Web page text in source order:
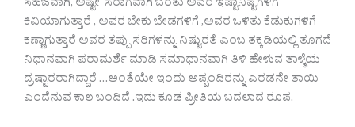
ಸಹಜವಾಗಿ, ಅಷ್ಟೇ ಸರಾಗವಾಗಿ ಬೆರೆತು ಅವರ ಇಷ್ಟಾನಿಷ್ಟಗಳಿಗೆ
ಕಿವಿಯಾಗುತ್ತಾರೆ , ಅವರ ಬೇಕು ಬೇಡಗಳಿಗೆ ,ಅವರ ಒಳಿತು ಕೆಡುಕುಗಳಿಗೆ
ಕಣ್ಣಾಗುತ್ತಾರೆ ಅವರ ತಪ್ಪು ಸರಿಗಳನ್ನು ನಿಷ್ಟುರತೆ ಎಂಬ ತಕ್ಕಡಿಯಲ್ಲಿ ತೂಗದೆ
ನಿಧಾನವಾಗಿ ಪರಾಮರ್ಶೆ ಮಾಡಿ ಸಮಾಧಾನವಾಗಿ ತಿಳಿ ಹೇಳುವ ತಾಳ್ಮೆಯ
ದ್ರಷ್ಟಾರರಾಗಿದ್ದಾರೆ …ಅಂತೆಯೇ ಇಂದು ಅಪ್ಪಂದಿರನ್ನು ಎರಡನೇ ತಾಯಿ
ಎಂದೆನುವ ಕಾಲ ಬಂದಿದೆ .ಇದು ಕೂಡ ಪ್ರೀತಿಯ ಬದಲಾದ ರೂಪ.